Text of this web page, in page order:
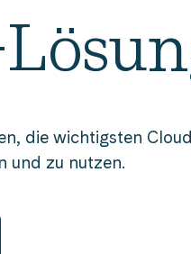
die wichtigsten
und zu nutzen.